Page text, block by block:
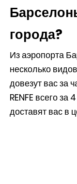
города?
Из аэропорта
несколько
довезут вас за
RENFE всего
доставят вас в